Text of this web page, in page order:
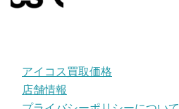
アイコス買取価格
店舗情報